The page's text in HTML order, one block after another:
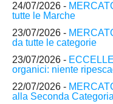
24/07/2026 -
tutte le Marche
23/07/2026 -
da tutte le categorie
23/07/2026 -
organici: niente
22/07/2026 -
alla Seconda Categoria